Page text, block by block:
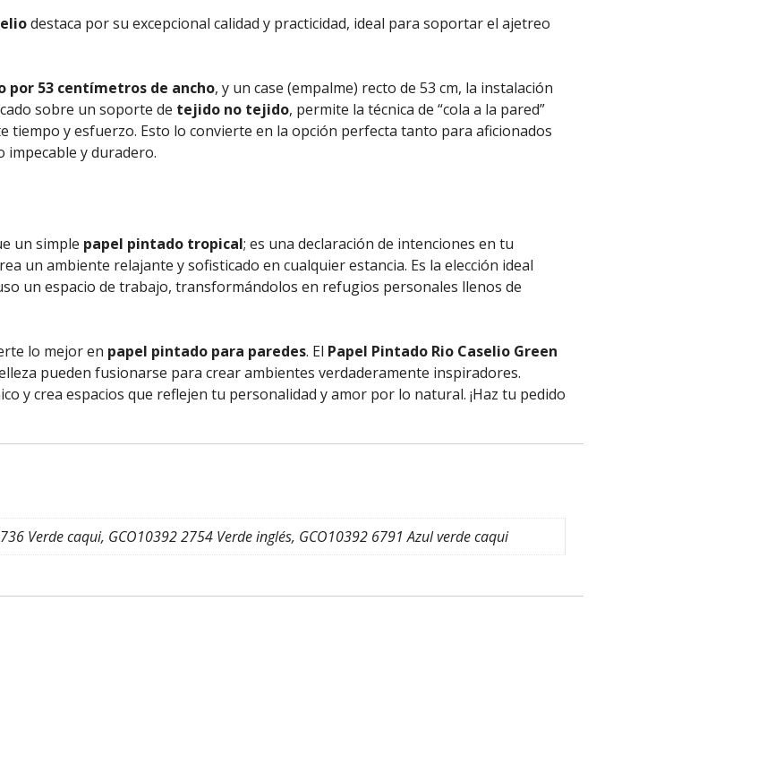
destaca por su excepcional calidad y practicidad, ideal para soportar el ajetreo
por 53 centímetros de ancho, y un case (empalme) recto de 53 cm, la instalación
sobre un soporte de tejido no tejido, permite la técnica de “cola a la pared”
tiempo y esfuerzo. Esto lo convierte en la opción perfecta tanto para aficionados
impecable y duradero.
un simple papel pintado tropical; es una declaración de intenciones en tu
un ambiente relajante y sofisticado en cualquier estancia. Es la elección ideal
un espacio de trabajo, transformándolos en refugios personales llenos de
lo mejor en papel pintado para paredes. El Papel Pintado Rio Caselio Green
pueden fusionarse para crear ambientes verdaderamente inspiradores.
y crea espacios que reflejen tu personalidad y amor por lo natural. ¡Haz tu pedido
Verde caqui, GCO10392 2754 Verde inglés, GCO10392 6791 Azul verde caqui